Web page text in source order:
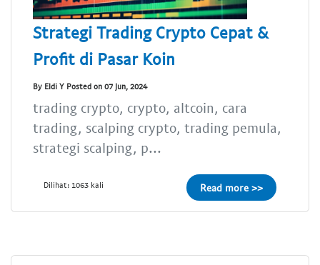
Strategi Trading Crypto Cepat &
Profit di Pasar Koin
By Eldi Y Posted on 07 Jun, 2024
trading crypto, crypto, altcoin, cara
trading, scalping crypto, trading pemula,
strategi scalping, p...
Dilihat: 1063 kali Read more >>